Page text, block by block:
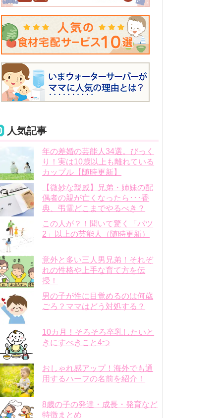
人気記事
年の差婚の芸能人34選。びっく
り！実は10歳以上も離れている
カップル【随時更新】
【微妙な親戚】兄弟・姉妹の配
偶者の親が亡くなったら･･･香
典、弔電どこまでやるべき？
この人が？！聞いて驚く「バツ
2」以上の芸能人（随時更新）
意外と多い三人男兄弟！それぞ
れの性格や上手な育て方を伝
授！
男の子が性に目覚めるのは何歳
ごろ？ママはどう対処する？
10カ月！そろそろ卒乳したいと
きにすべきこと4つ
おしゃれ感アップ！海外でも通
用するハーフの名前を紹介！
8歳の子の発達・成長・発育など
特徴まとめ